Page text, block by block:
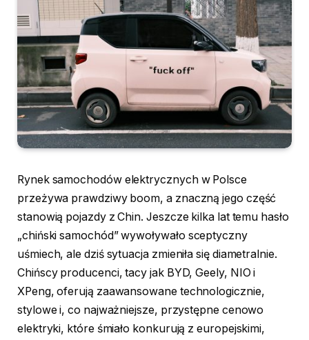
Rynek samochodów elektrycznych w Polsce
przeżywa prawdziwy boom, a znaczną jego część
stanowią pojazdy z Chin. Jeszcze kilka lat temu hasło
„chiński samochód” wywoływało sceptyczny
uśmiech, ale dziś sytuacja zmieniła się diametralnie.
Chińscy producenci, tacy jak BYD, Geely, NIO i
XPeng, oferują zaawansowane technologicznie,
stylowe i, co najważniejsze, przystępne cenowo
elektryki, które śmiało konkurują z europejskimi,